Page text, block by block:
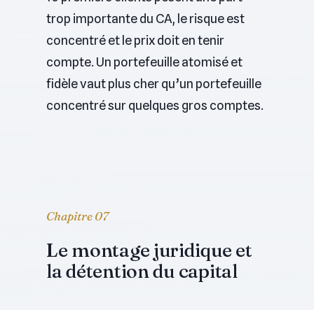
trop importante du CA, le risque est
concentré et le prix doit en tenir
compte. Un portefeuille atomisé et
fidèle vaut plus cher qu’un portefeuille
concentré sur quelques gros comptes.
Chapitre 07
Le montage juridique et
la détention du capital